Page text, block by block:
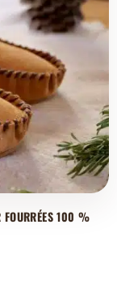
FOURRÉES 100 %